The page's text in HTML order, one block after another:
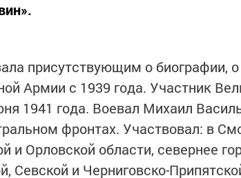
присутствующим о биографии,
Армии с 1939 года. Участник
1941 года. Воевал Михаил
фронтах. Участвовал: в
и Орловской области, севернее
Севской и Черниговско-